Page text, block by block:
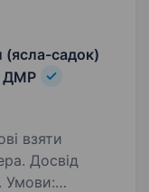
(ясла-садок)
ДМР
взяти
Досвід